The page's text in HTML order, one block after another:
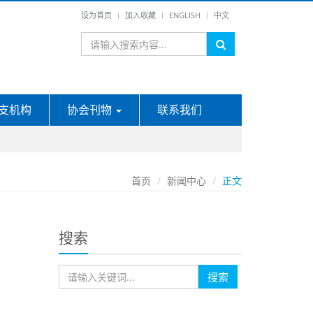
设为首页 加入收藏 ENGLISH 中文
机构 协会刊物 联系我们
首页 新闻中心 正文
搜索
搜索